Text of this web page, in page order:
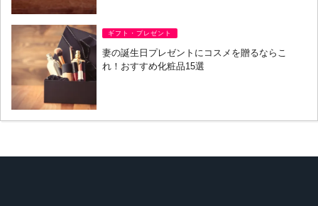
ギフト・プレゼント
妻の誕生日プレゼントにコスメを贈るならこ
れ！おすすめ化粧品15選